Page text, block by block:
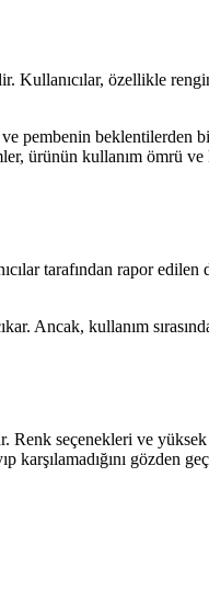
Kullanıcılar, özellikle
pembenin beklentilerden
ürünün kullanım ömrü
tarafından rapor
Ancak, kullanım
seçenekleri ve
gözden